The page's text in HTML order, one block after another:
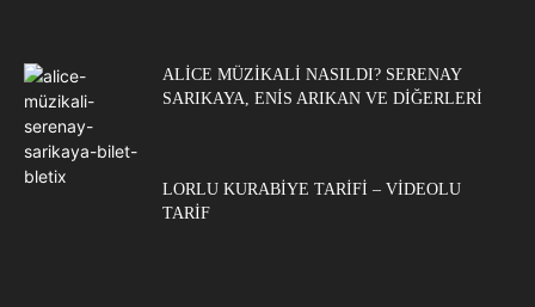
ALICE MÜZIKALI NASILDI? SERENAY
SARIKAYA, ENIS ARIKAN VE DIĞERLERI
LORLU KURABIYE TARIFI – VIDEOLU
TARIF